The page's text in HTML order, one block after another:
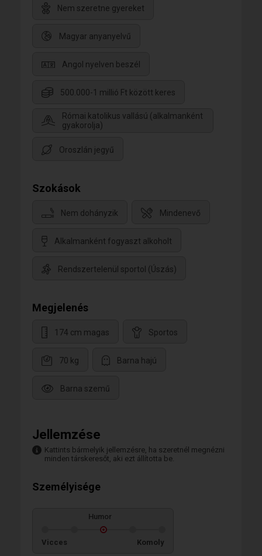
Nem szeretne gyereket
Magyar anyanyelvű
Angol nyelven beszél
500.000-1 millió Ft között keres
Római katolikus vallású (alkalmanként
gyakorolja)
Oroszlán jegyű
Szokások
Nem dohányzik Mindenevő
Alkalmanként fogyaszt alkoholt
Rendszertelenül sportol (Úszás)
Megjelenés
174 cm magas Sportos
70 kg Barna hajú
Barna szemű
Jellemzése
Kattints bármelyik jellemzésre, ha szeretnél megnézni
minden társkeresőt, aki ezt állította be.
Személyisége
Humor
Vicces Komoly